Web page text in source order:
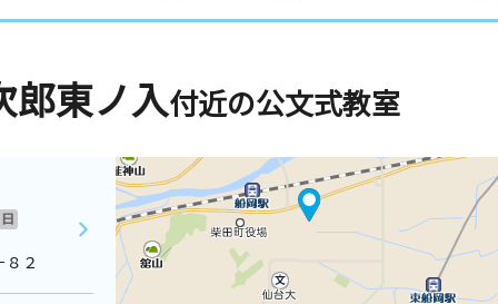
郎東ノ入付近の公文式教室
日
２